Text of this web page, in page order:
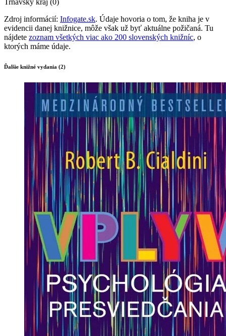
Zdroj informácií: Infogate.sk. Údaje hovoria o tom, že kniha je v
evidencii danej knižnice, môže však už byť aktuálne požičaná. Tu
nájdete zoznam všetkých viac ako 200 slovenských knižníc, o
ktorých máme údaje.
Ďalšie knižné vydania (2)